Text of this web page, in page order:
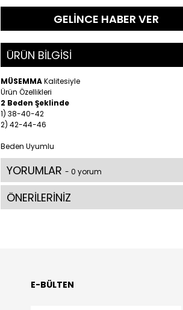
GELİNCE HABER VER
ÜRÜN BİLGİSİ
MÜSEMMAKalitesiyle
Ürün Özellikleri
2 Beden Şeklinde
1) 38-40-42
2) 42-44-46
Beden Uyumlu
YORUMLAR - 0 yorum
ÖNERİLERİNİZ
E-BÜLTEN